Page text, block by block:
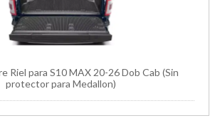
Riel para S10 MAX 20-26 Dob Cab (Sin
protector para Medallon)